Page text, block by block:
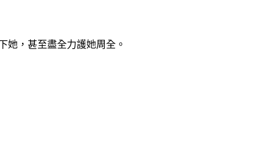
她，甚至盡全力護她周全。